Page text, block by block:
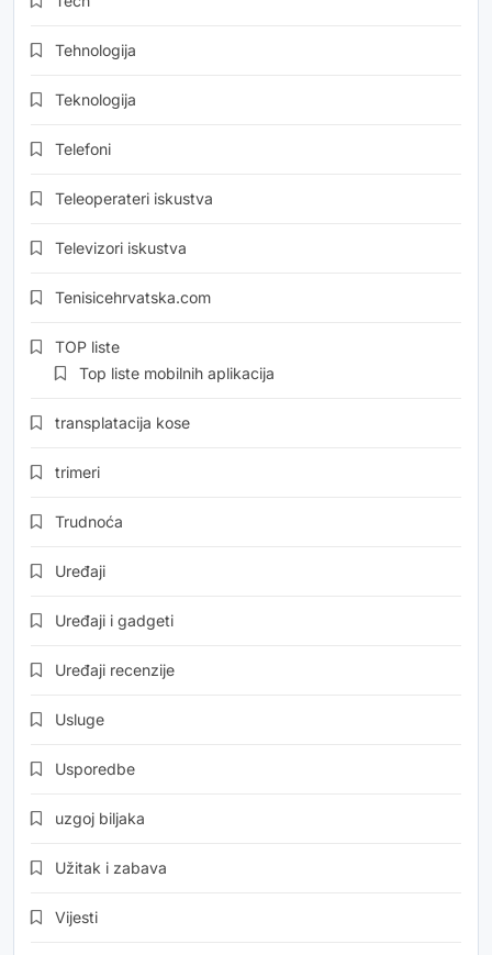
Tehnologija
Teknologija
Telefoni
Teleoperateri iskustva
Televizori iskustva
Tenisicehrvatska.com
TOP liste
Top liste mobilnih aplikacija
transplatacija kose
trimeri
Trudnoća
Uređaji
Uređaji i gadgeti
Uređaji recenzije
Usluge
Usporedbe
uzgoj biljaka
Užitak i zabava
Vijesti